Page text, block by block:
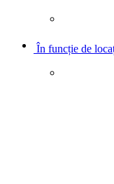
În funcție de